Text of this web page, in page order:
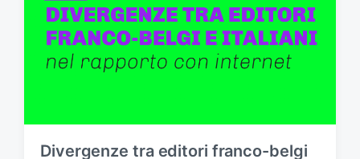
Divergenze tra editori franco-belgi